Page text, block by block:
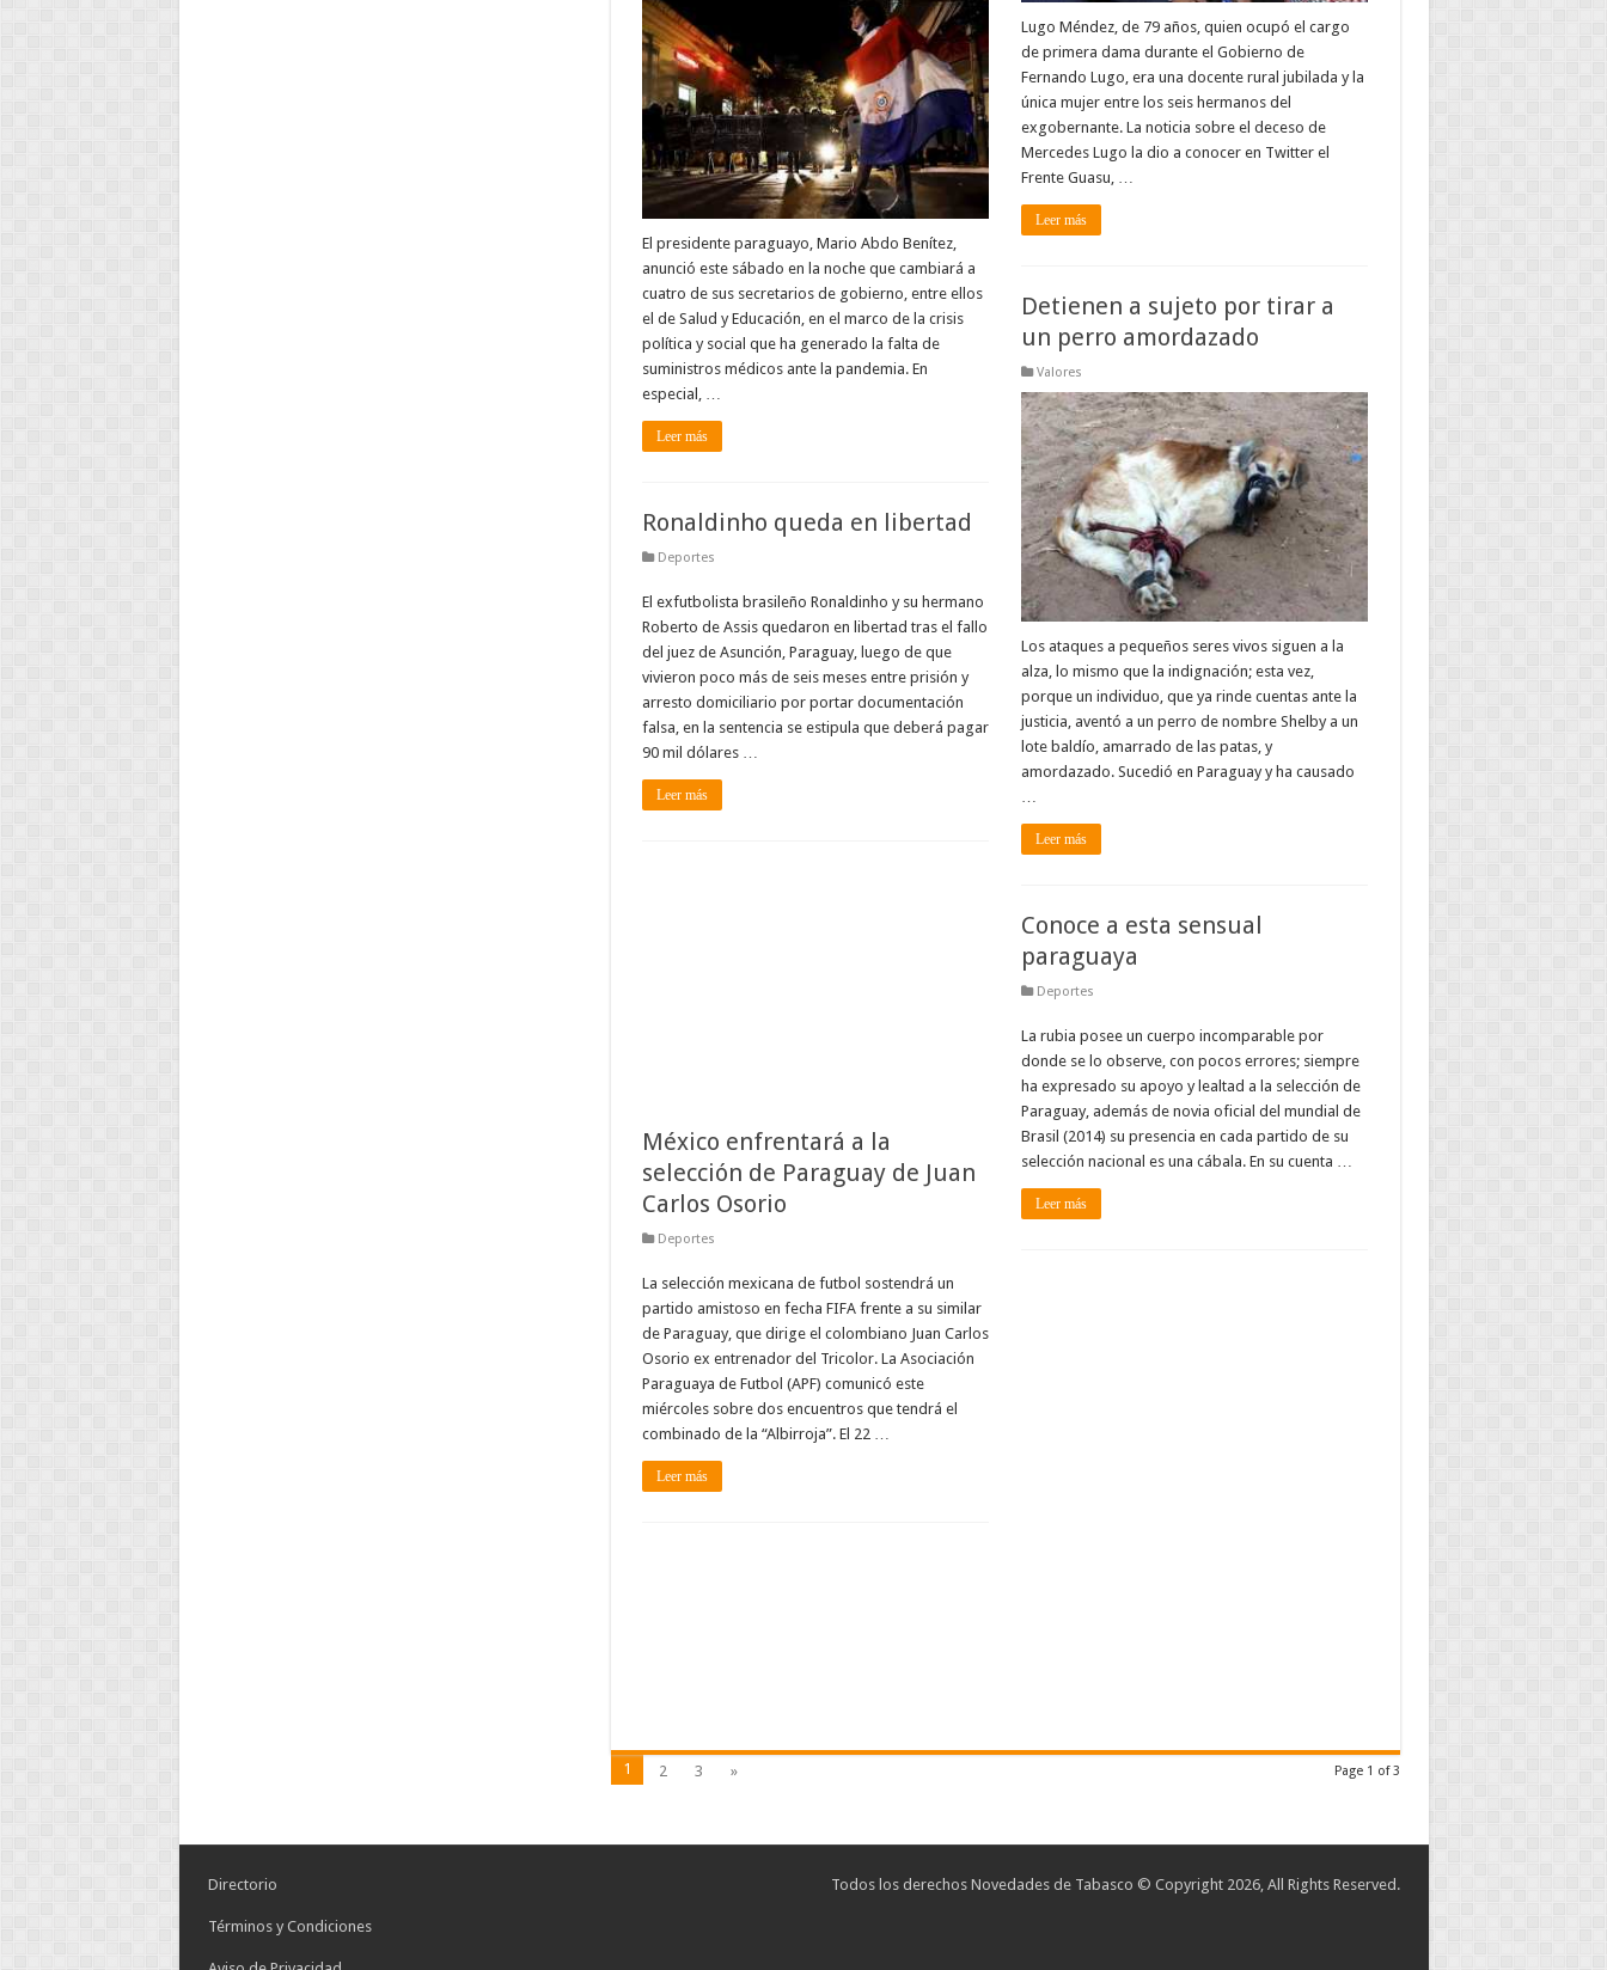
Lugo Méndez, de 79 años, quien ocupó el cargo
de primera dama durante el Gobierno de
Fernando Lugo, era una docente rural jubilada y la
única mujer entre los seis hermanos del
exgobernante. La noticia sobre el deceso de
Mercedes Lugo la dio a conocer en Twitter el
Frente Guasu, …
Leer más
El presidente paraguayo, Mario Abdo Benítez,
anunció este sábado en la noche que cambiará a
cuatro de sus secretarios de gobierno, entre ellos
el de Salud y Educación, en el marco de la crisis
política y social que ha generado la falta de
suministros médicos ante la pandemia. En
especial, …
Leer más
Detienen a sujeto por tirar a
un perro amordazado
Valores
Los ataques a pequeños seres vivos siguen a la
alza, lo mismo que la indignación; esta vez,
porque un individuo, que ya rinde cuentas ante la
justicia, aventó a un perro de nombre Shelby a un
lote baldío, amarrado de las patas, y
amordazado. Sucedió en Paraguay y ha causado
Leer más
Ronaldinho queda en libertad
Deportes
El exfutbolista brasileño Ronaldinho y su hermano
Roberto de Assis quedaron en libertad tras el fallo
del juez de Asunción, Paraguay, luego de que
vivieron poco más de seis meses entre prisión y
arresto domiciliario por portar documentación
falsa, en la sentencia se estipula que deberá pagar
90 mil dólares …
Leer más
Conoce a esta sensual
paraguaya
Deportes
La rubia posee un cuerpo incomparable por
donde se lo observe, con pocos errores; siempre
ha expresado su apoyo y lealtad a la selección de
Paraguay, además de novia oficial del mundial de
Brasil (2014) su presencia en cada partido de su
selección nacional es una cábala. En su cuenta …
Leer más
México enfrentará a la
selección de Paraguay de Juan
Carlos Osorio
Deportes
La selección mexicana de futbol sostendrá un
partido amistoso en fecha FIFA frente a su similar
de Paraguay, que dirige el colombiano Juan Carlos
Osorio ex entrenador del Tricolor. La Asociación
Paraguaya de Futbol (APF) comunicó este
miércoles sobre dos encuentros que tendrá el
combinado de la “Albirroja”. El 22 …
Leer más
Page 1 of 3
1 2 3 »
Todos los derechos Novedades de Tabasco © Copyright 2026, All Rights Reserved.
Directorio
Términos y Condiciones